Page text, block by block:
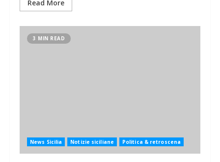
Read More
3 MIN READ
News Sicilia Notizie siciliane Politica & retroscena